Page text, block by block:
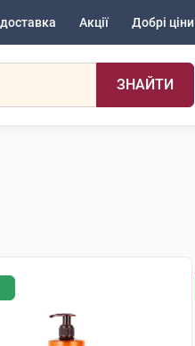
Акції Добрі ціни
ЗНАЙТИ